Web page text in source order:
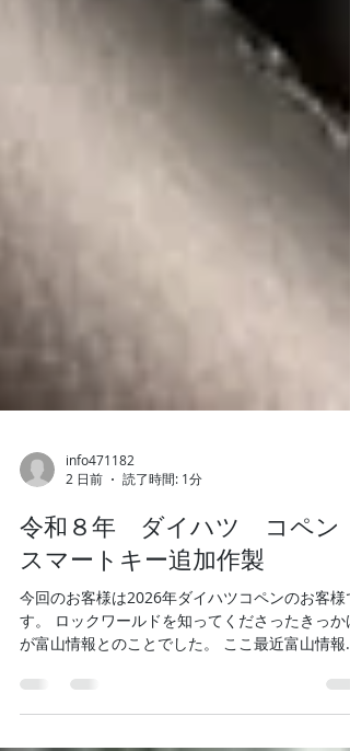
2 日前
読了時間: 1分
令和８年 ダイハツ コペン
スマートキー追加作製
今回のお客様は2026年ダイハツコペンのお客様で
が富山情報とのことでした。 ここ最近富山情報を
見て問い合わせ頂くことが増えてきました。 金額